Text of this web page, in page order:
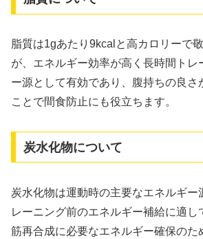
脂質は1gあたり9kcalと高カロリーで
が、エネルギー効率が高く長時間トレ
ー源として有効であり、腹持ちの良さ
ことで間食防止にも役立ちます。
炭水化物について
炭水化物は運動時の主要なエネルギー
レーニング前のエネルギー補給に適し
筋再合成に必要なエネルギー確保のた